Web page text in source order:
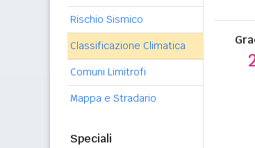
Rischio Sismico
Classificazione Climatica
Comuni Limitrofi
Mappa e Stradario
Speciali